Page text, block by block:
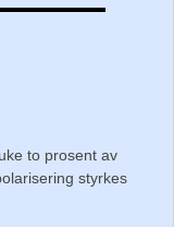
to prosent av
styrkes